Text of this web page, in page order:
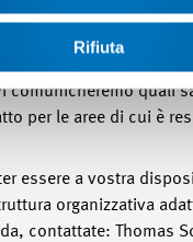
Rifiuta
il vostro contatto
marzo. Al momento
comunicheremo quali
per le aree di cui è
essere a vostra
organizzativa
contattate: Thomas